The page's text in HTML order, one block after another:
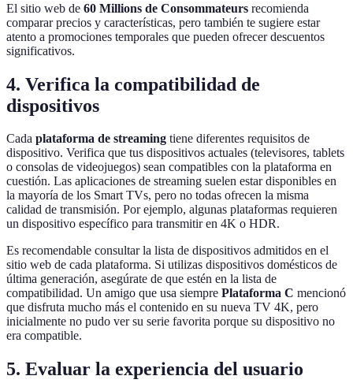
El sitio web de 60 Millions de Consommateurs recomienda
comparar precios y características, pero también te sugiere estar
atento a promociones temporales que pueden ofrecer descuentos
significativos.
4. Verifica la compatibilidad de
dispositivos
Cada plataforma de streaming tiene diferentes requisitos de
dispositivo. Verifica que tus dispositivos actuales (televisores, tablets
o consolas de videojuegos) sean compatibles con la plataforma en
cuestión. Las aplicaciones de streaming suelen estar disponibles en
la mayoría de los Smart TVs, pero no todas ofrecen la misma
calidad de transmisión. Por ejemplo, algunas plataformas requieren
un dispositivo específico para transmitir en 4K o HDR.
Es recomendable consultar la lista de dispositivos admitidos en el
sitio web de cada plataforma. Si utilizas dispositivos domésticos de
última generación, asegúrate de que estén en la lista de
compatibilidad. Un amigo que usa siempre Plataforma C mencionó
que disfruta mucho más el contenido en su nueva TV 4K, pero
inicialmente no pudo ver su serie favorita porque su dispositivo no
era compatible.
5. Evaluar la experiencia del usuario